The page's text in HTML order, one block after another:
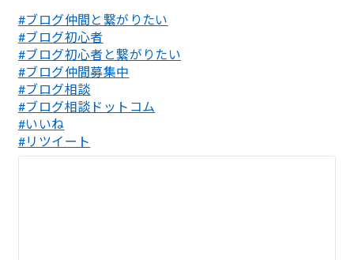
#ブログ仲間と繋がりたい
#ブログ初心者
#ブログ初心者と繋がりたい
#ブログ仲間募集中
#ブログ相談
#ブログ相談ドットコム
#いいね
#リツイート